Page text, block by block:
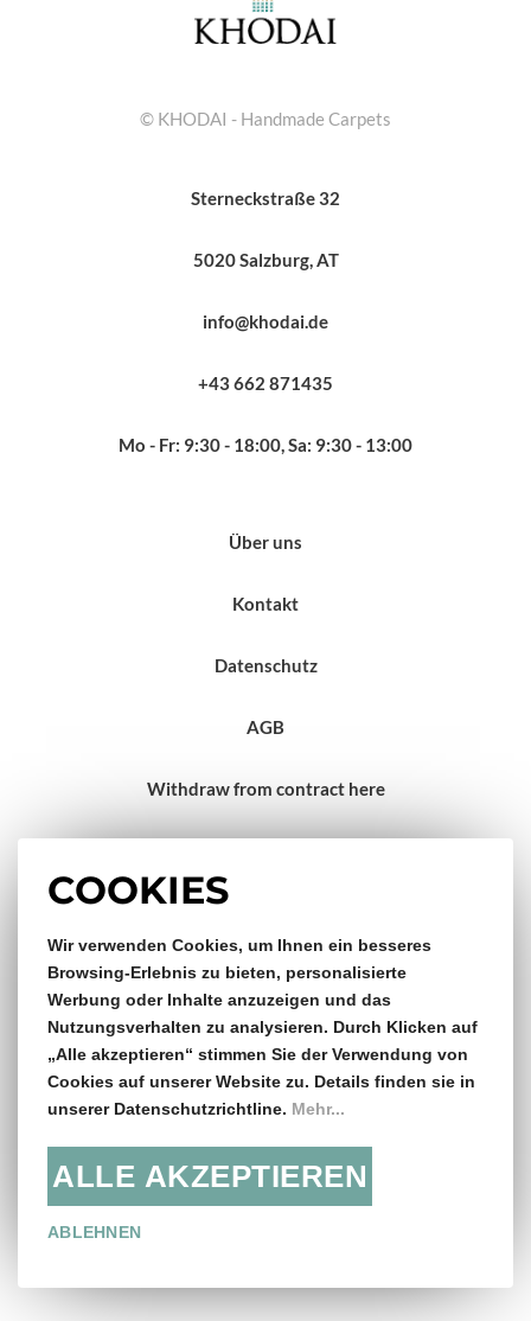
COOKIES
Wir verwenden Cookies, um Ihnen ein besseres
Browsing-Erlebnis zu bieten, personalisierte
Werbung oder Inhalte anzuzeigen und das
Nutzungsverhalten zu analysieren. Durch Klicken auf
„Alle akzeptieren“ stimmen Sie der Verwendung von
Cookies auf unserer Website zu. Details finden sie in
unserer Datenschutzrichtline. Mehr...
ALLE AKZEPTIEREN
ABLEHNEN
© KHODAI - Handmade Carpets
Sterneckstraße 32
5020 Salzburg, AT
info@khodai.de
+43 662 871435
Mo - Fr: 9:30 - 18:00, Sa: 9:30 - 13:00
Über uns
Kontakt
Datenschutz
AGB
Withdraw from contract here
Gratis Versand & Rückversand
ab €150,- Bestellwert
14 Tage Rückgaberecht